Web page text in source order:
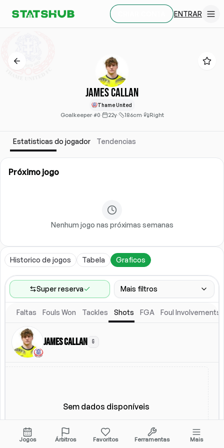
ENTRAR
James Callan
Thame United
Goalkeeper·#0· 22y· 186cm· Right
Estatisticas do jogador Tendencias
Próximo jogo
Nenhum jogo nas próximas semanas
Historico de jogos Tabela Graficos
Super reserva Mais filtros
Faixa de jogos
Ultimos 60 jogos
Competicoes
Ligas(6)
Faltas Fouls Won Tackles Shots FGA Foul Involvements
James Callan G
Sem dados disponíveis
Jogos Árbitros Favoritos Ferramentas Mais